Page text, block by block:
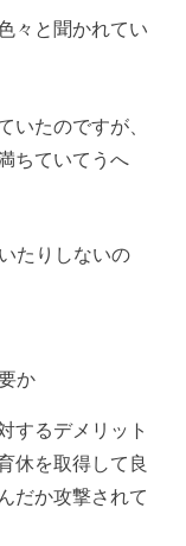
々と聞かれてい
いたのですが、
ちていてうへ
たりしないの
か
するデメリット
休を取得して良
だか攻撃されて